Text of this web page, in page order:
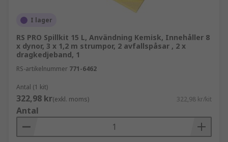
I lager
RS PRO Spillkit 15 L, Användning Kemisk, Innehåller 8
x dynor, 3 x 1,2 m strumpor, 2 avfallspåsar , 2 x
dragkedjeband, 1
RS-artikelnummer 771-6462
Antal (1 kit)
322,98 kr(exkl. moms) 322,98 kr/kit
Antal